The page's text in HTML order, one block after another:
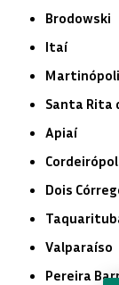
Brodowski
Itaí
Santa
Apiaí
Dois
Valparaíso
Pereira